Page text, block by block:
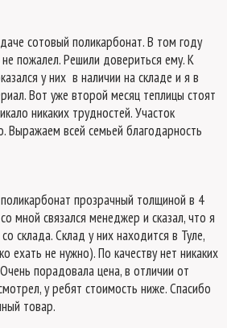
сотовый поликарбонат. В том году
пожалел. Решили довериться ему. К
у них в наличии на складе и я в
Вот уже второй месяц теплицы стоят
никаких трудностей. Участок
Выражаем всей семьей благодарность
прозрачный толщиной в 4
мной связался менеджер и сказал, что я
склада. Склад у них находится в Туле,
ехать не нужно). По качеству нет никаких
порадовала цена, в отличии от
у ребят стоимость ниже. Спасибо
товар.